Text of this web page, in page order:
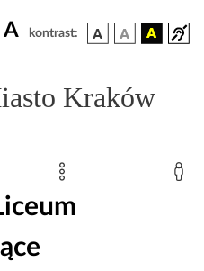
A kontrast:
Kraków